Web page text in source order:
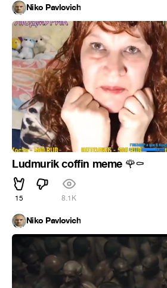
Niko Pavlovich
Ludmurik coffin meme 🌹⚰
15 8.1K
Niko Pavlovich